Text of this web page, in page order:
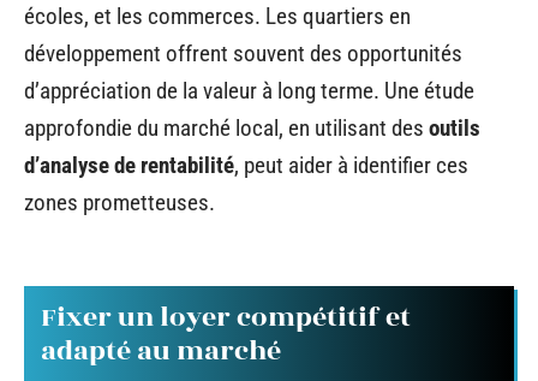
écoles, et les commerces. Les quartiers en
développement offrent souvent des opportunités
d’appréciation de la valeur à long terme. Une étude
approfondie du marché local, en utilisant des outils
d’analyse de rentabilité, peut aider à identifier ces
zones prometteuses.
Fixer un loyer compétitif et
adapté au marché